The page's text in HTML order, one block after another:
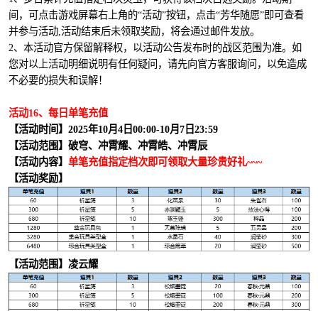
间，可点击游戏屏幕右上角的“活动”按钮，点击“芳华随愿”即可查看
并参与活动,活动结束后未领取奖励，将会通过邮件发放。
2、本活动官方保留解释权，以活动公告发布时的战区范围为准。如
您对以上活动明细说明有任何疑问，请先向官方客服询问，以免造成
不必要的损失和误解！
活动16、每日单笔充值
【活动时间】2025年10月4日00:00-10月7日23:59
【活动范围】破穹、冲霄耀、冲霄皓、冲霄辰
【活动内容】 单笔充值指定档次即可领取大量珍贵好礼~~~
【活动奖励】
【活动范围】凌云耀